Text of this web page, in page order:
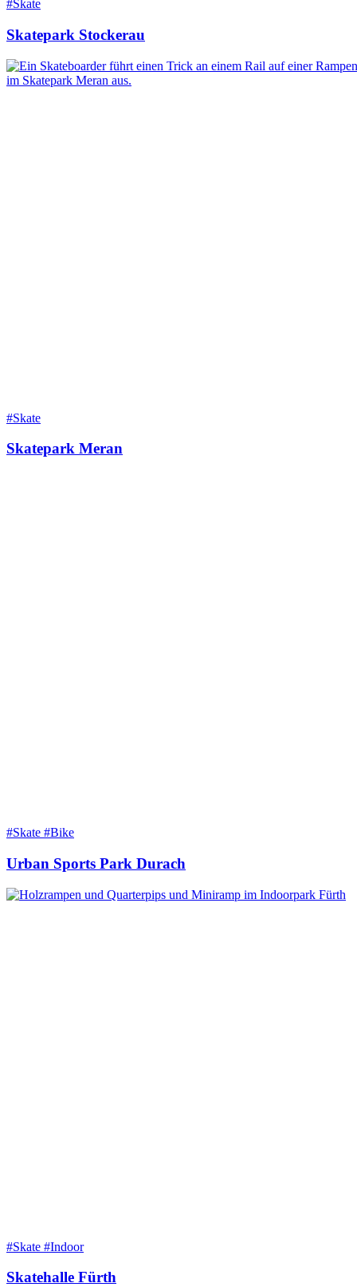
#Skate
Skatepark Stockerau
#Skate
Skatepark Meran
#Skate #Bike
Urban Sports Park Durach
#Skate #Indoor
Skatehalle Fürth